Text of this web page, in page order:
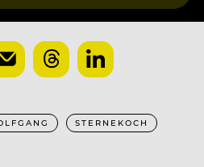
STERNEKOCH